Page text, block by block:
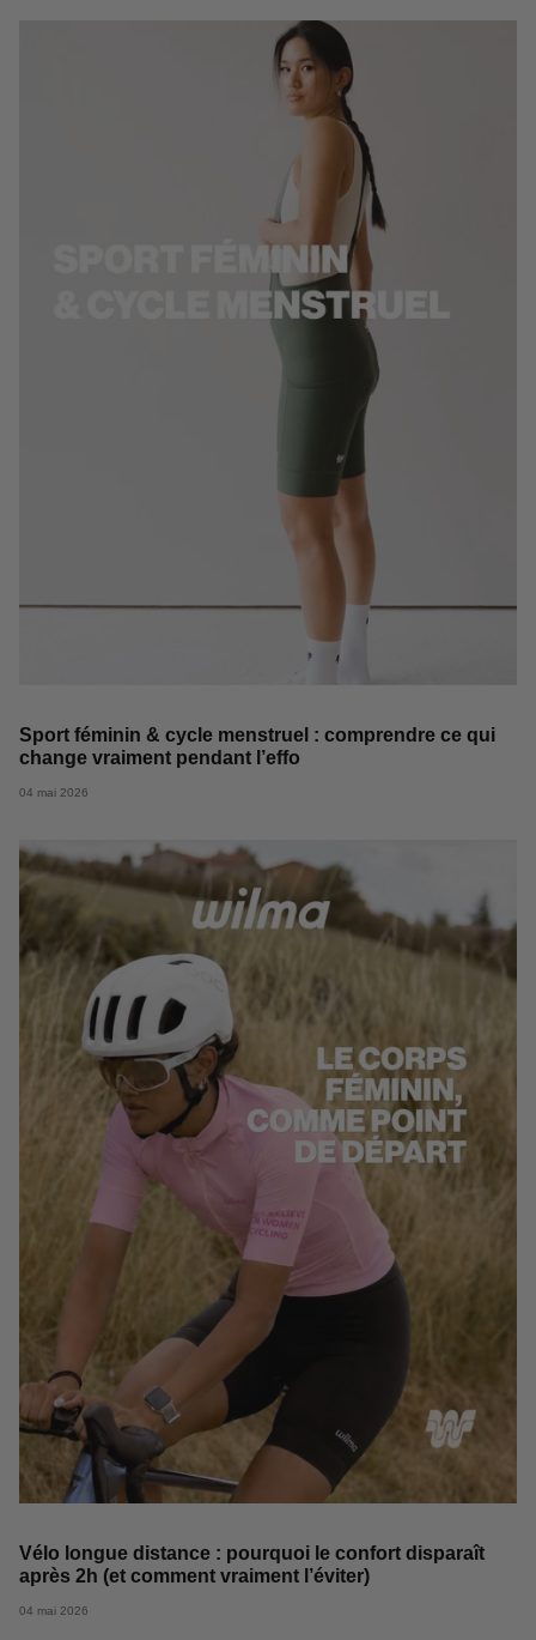
Sport féminin & cycle menstruel : comprendre ce qui
change vraiment pendant l’effo
04 mai 2026
Vélo longue distance : pourquoi le confort disparaît
après 2h (et comment vraiment l’éviter)
04 mai 2026